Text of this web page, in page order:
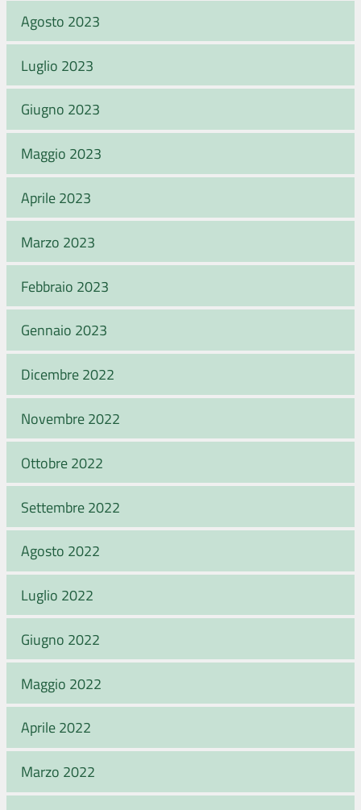
Agosto 2023
Luglio 2023
Giugno 2023
Maggio 2023
Aprile 2023
Marzo 2023
Febbraio 2023
Gennaio 2023
Dicembre 2022
Novembre 2022
Ottobre 2022
Settembre 2022
Agosto 2022
Luglio 2022
Giugno 2022
Maggio 2022
Aprile 2022
Marzo 2022